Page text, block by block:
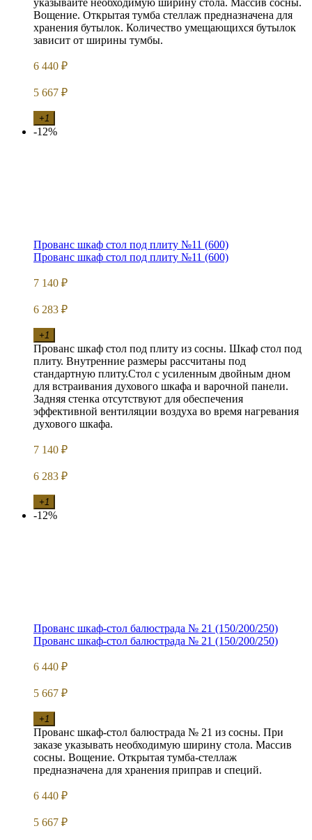
Вощение. Открытая тумба стеллаж предназначена для
хранения бутылок. Количество умещающихся бутылок
зависит от ширины тумбы.
6 440 ₽
5 667 ₽
+1
-12%
Прованс шкаф стол под плиту №11 (600)
Прованс шкаф стол под плиту №11 (600)
7 140 ₽
6 283 ₽
+1
Прованс шкаф стол под плиту из сосны. Шкаф стол под
плиту. Внутренние размеры рассчитаны под
стандартную плиту.Стол с усиленным двойным дном
для встраивания духового шкафа и варочной панели.
Задняя стенка отсутствуют для обеспечения
эффективной вентиляции воздуха во время нагревания
духового шкафа.
7 140 ₽
6 283 ₽
+1
-12%
Прованс шкаф-стол балюстрада № 21 (150/200/250)
Прованс шкаф-стол балюстрада № 21 (150/200/250)
6 440 ₽
5 667 ₽
+1
Прованс шкаф-стол балюстрада № 21 из сосны. При
заказе указывать необходимую ширину стола. Массив
сосны. Вощение. Открытая тумба-стеллаж
предназначена для хранения приправ и специй.
6 440 ₽
5 667 ₽